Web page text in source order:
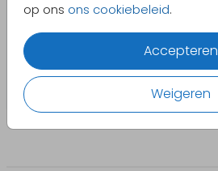
op ons ons cookiebeleid.
Accepteren
Weigeren